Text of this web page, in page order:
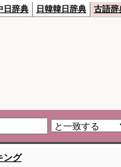
日辞典 日韓韓日辞典 古語辞
ング